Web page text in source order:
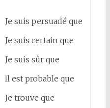
Je suis persuadé que
Je suis certain que
Je suis sûr que
Il est probable que
Je trouve que